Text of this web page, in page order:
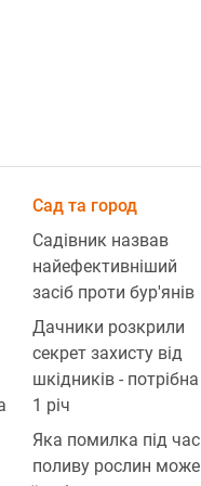
Сад та город
Садівник назвав
найефективніший
засіб проти бур'янів
Дачники розкрили
секрет захисту від
шкідників - потрібна
1 річ
Яка помилка під час
поливу рослин може